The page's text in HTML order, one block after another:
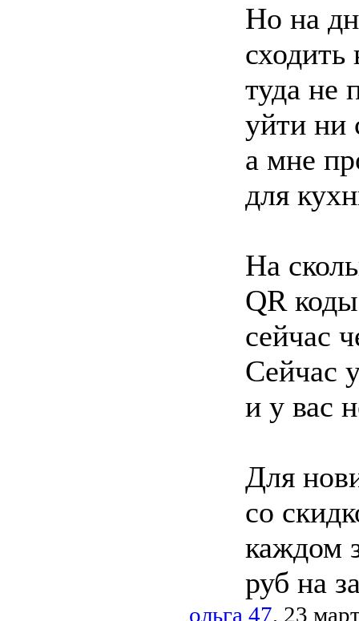
Но на
туда не
уйти ни
а мне
для
На
QR
сейчас
Сейчас
и у вас
Для
со
каждом
руб на
ольга 47, 23